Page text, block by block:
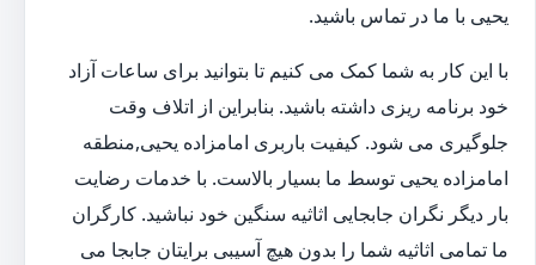
یحیی با ما در تماس باشید.
با این کار به شما کمک می کنیم تا بتوانید برای ساعات آزاد
خود برنامه ریزی داشته باشید. بنابراین از اتلاف وقت
جلوگیری می شود. کیفیت باربری امامزاده یحیی,منطقه
امامزاده یحیی توسط ما بسیار بالاست. با خدمات رضایت
بار دیگر نگران جابجایی اثاثیه سنگین خود نباشید. کارگران
ما تمامی اثاثیه شما را بدون هیچ آسیبی برایتان جابجا می